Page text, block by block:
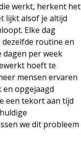
werkt, herkent het
lijkt alsof je altijd
Elke dag
routine en
dagen per week
hoeft te
mensen ervaren
en opgejaagd
een tekort aan tijd
we dit probleem